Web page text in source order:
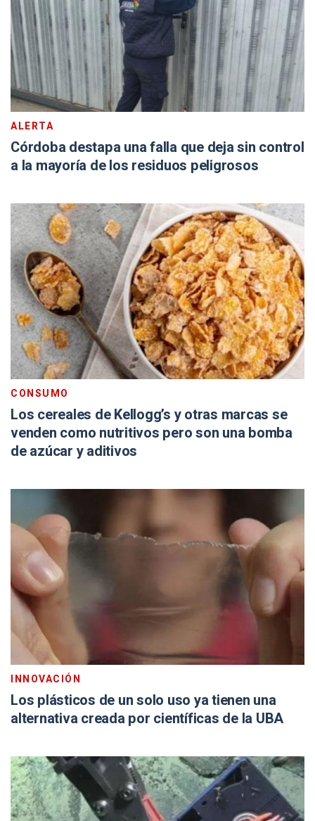
ALERTA
Córdoba destapa una falla que deja sin control
a la mayoría de los residuos peligrosos
CONSUMO
Los cereales de Kellogg’s y otras marcas se
venden como nutritivos pero son una bomba
de azúcar y aditivos
INNOVACIÓN
Los plásticos de un solo uso ya tienen una
alternativa creada por científicas de la UBA